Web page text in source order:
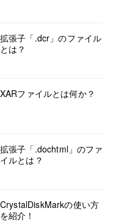
拡張子「.dcr」のファイル
とは？
XARファイルとは何か？
拡張子「.dochtml」のファ
イルとは？
CrystalDiskMarkの使い方
を紹介！